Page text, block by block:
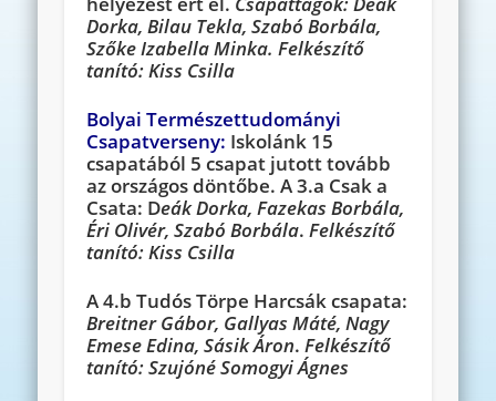
Dorka, Bilau Tekla, Szabó Borbála,
Szőke Izabella Minka. Felkészítő
tanító: Kiss Csilla
Bolyai Természettudományi
Csapatverseny: Iskolánk 15
csapatából 5 csapat jutott tovább
az országos döntőbe. A 3.a Csak a
Csata: Deák Dorka, Fazekas Borbála,
Éri Olivér, Szabó Borbála.Felkészítő
tanító: Kiss Csilla
A 4.b Tudós Törpe Harcsák csapata:
Breitner Gábor, Gallyas Máté, Nagy
Emese Edina, Sásik Áron.Felkészítő
tanító: Szujóné Somogyi Ágnes